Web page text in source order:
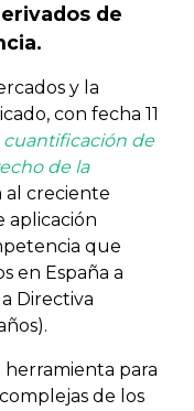
de
y la
con fecha 11
cuantificación de
de la
al creciente
aplicación
que
en España a
Directiva
para
de los